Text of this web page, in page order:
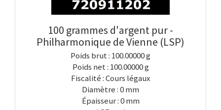
100 grammes d'argent pur -
Philharmonique de Vienne (LSP)
Poids brut : 100.00000 g
Poids net : 100.00000 g
Fiscalité : Cours légaux
Diamètre : 0 mm
Épaisseur : 0 mm